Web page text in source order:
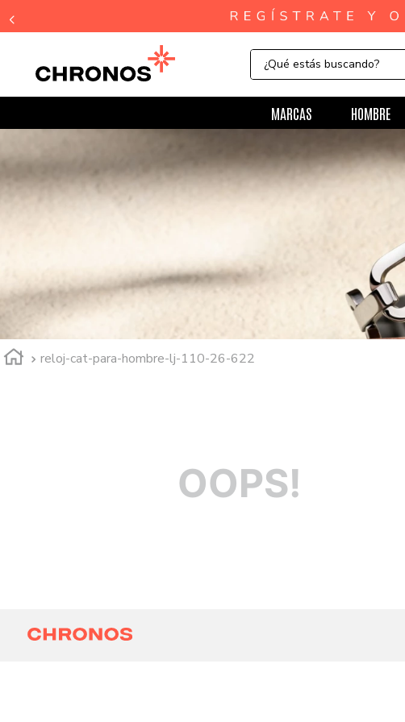
¿Qué estás buscando?
MARCAS HOMBRE
reloj-cat-para-hombre-lj-110-26-622
OOPS!